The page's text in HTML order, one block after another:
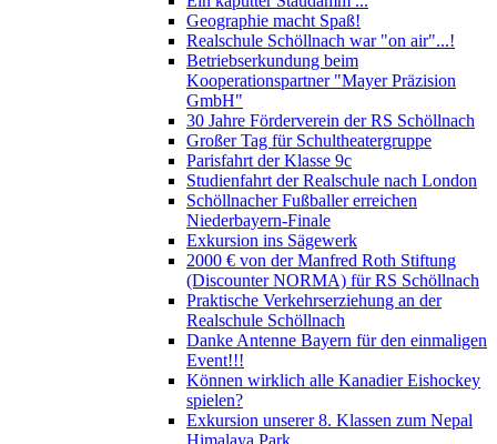
Geographie macht Spaß!
Realschule Schöllnach war "on air"...!
Betriebserkundung beim
Kooperationspartner "Mayer Präzision
GmbH"
30 Jahre Förderverein der RS Schöllnach
Großer Tag für Schultheatergruppe
Parisfahrt der Klasse 9c
Studienfahrt der Realschule nach London
Schöllnacher Fußballer erreichen
Niederbayern-Finale
Exkursion ins Sägewerk
2000 € von der Manfred Roth Stiftung
(Discounter NORMA) für RS Schöllnach
Praktische Verkehrserziehung an der
Realschule Schöllnach
Danke Antenne Bayern für den einmaligen
Event!!!
Können wirklich alle Kanadier Eishockey
spielen?
Exkursion unserer 8. Klassen zum Nepal
Himalaya Park